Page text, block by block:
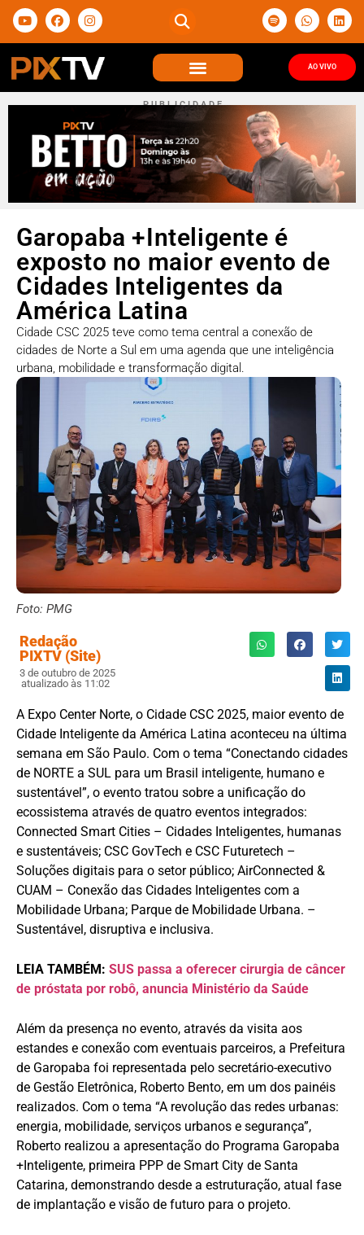
AO VIVO
P U B L I C I D A D E
Garopaba +Inteligente é
exposto no maior evento de
Cidades Inteligentes da
América Latina
Cidade CSC 2025 teve como tema central a conexão de
cidades de Norte a Sul em uma agenda que une inteligência
urbana, mobilidade e transformação digital.
Foto: PMG
Redação
PIXTV (Site)
3 de outubro de 2025
atualizado às 11:02
A Expo Center Norte, o Cidade CSC 2025, maior evento de
Cidade Inteligente da América Latina aconteceu na última
semana em São Paulo. Com o tema “Conectando cidades
de NORTE a SUL para um Brasil inteligente, humano e
sustentável”, o evento tratou sobre a unificação do
ecossistema através de quatro eventos integrados:
Connected Smart Cities – Cidades Inteligentes, humanas
e sustentáveis; CSC GovTech e CSC Futuretech –
Soluções digitais para o setor público; AirConnected &
CUAM – Conexão das Cidades Inteligentes com a
Mobilidade Urbana; Parque de Mobilidade Urbana. –
Sustentável, disruptiva e inclusiva.
LEIA TAMBÉM: SUS passa a oferecer cirurgia de câncer
de próstata por robô, anuncia Ministério da Saúde
Além da presença no evento, através da visita aos
estandes e conexão com eventuais parceiros, a Prefeitura
de Garopaba foi representada pelo secretário-executivo
de Gestão Eletrônica, Roberto Bento, em um dos painéis
realizados. Com o tema “A revolução das redes urbanas:
energia, mobilidade, serviços urbanos e segurança”,
Roberto realizou a apresentação do Programa Garopaba
+Inteligente, primeira PPP de Smart City de Santa
Catarina, demonstrando desde a estruturação, atual fase
de implantação e visão de futuro para o projeto.